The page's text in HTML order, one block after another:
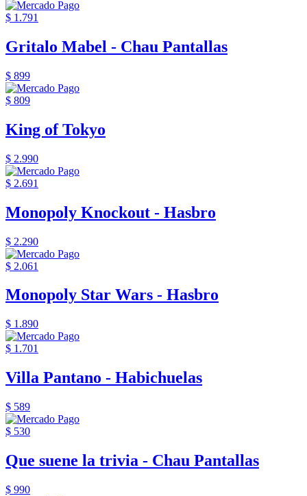
$ 1.791
Gritalo Mabel - Chau Pantallas
$ 899
$ 809
King of Tokyo
$ 2.990
$ 2.691
Monopoly Knockout - Hasbro
$ 2.290
$ 2.061
Monopoly Star Wars - Hasbro
$ 1.890
$ 1.701
Villa Pantano - Habichuelas
$ 589
$ 530
Que suene la trivia - Chau Pantallas
$ 990